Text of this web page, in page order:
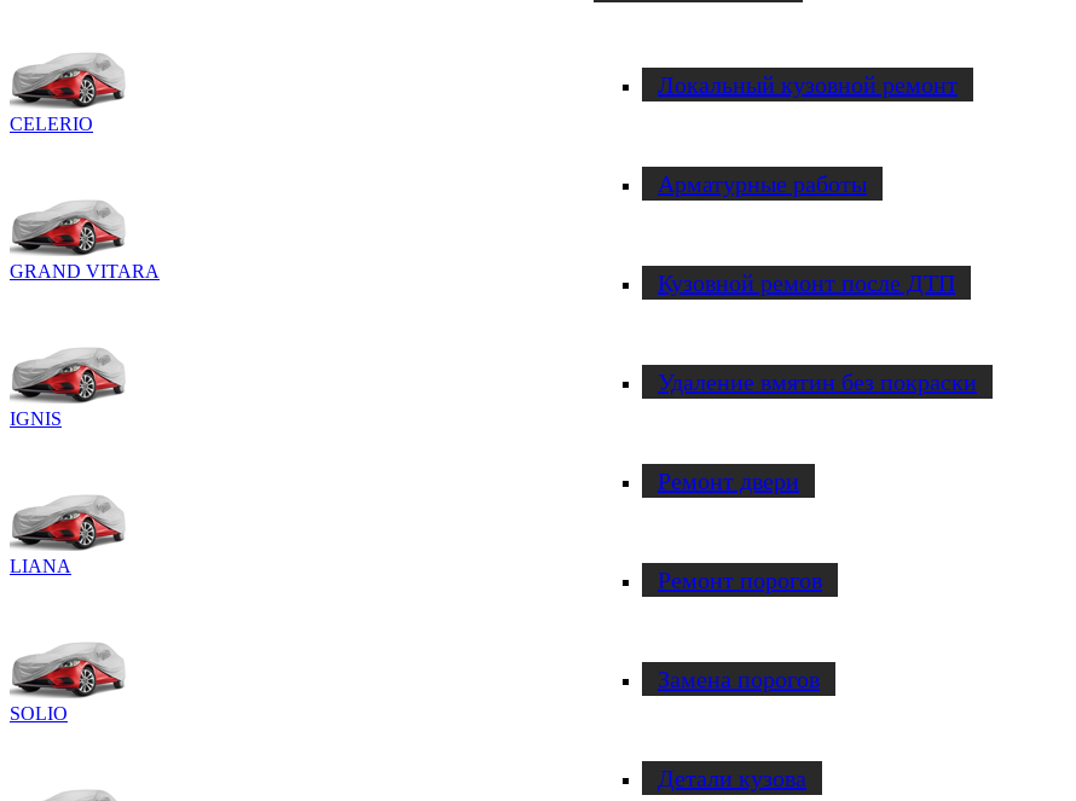
Локальный кузовной ремонт
Арматурные работы
Кузовной ремонт после ДТП
Удаление вмятин без покраски
Ремонт двери
Ремонт порогов
Замена порогов
Детали кузова
CELERIO
GRAND VITARA
IGNIS
LIANA
SOLIO